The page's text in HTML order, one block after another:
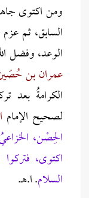
ومن اكتوى
السابق، ثم
الوعد، وفضل
عمران بن
الكرامةُ بعد
لصحيح الإمام
الحِصْن،
اكتوى،
السلام. ا.هـ.